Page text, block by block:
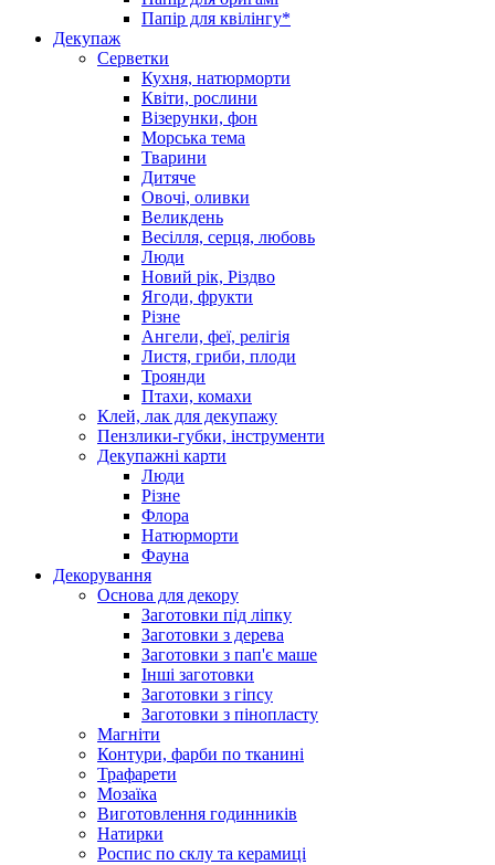
Папір для квілінгу*
Декупаж
Серветки
Кухня, натюрморти
Квіти, рослини
Візерунки, фон
Морська тема
Тварини
Дитяче
Овочі, оливки
Великдень
Весілля, серця, любовь
Люди
Новий рік, Різдво
Ягоди, фрукти
Різне
Ангели, феї, релігія
Листя, гриби, плоди
Троянди
Птахи, комахи
Клей, лак для декупажу
Пензлики-губки, інструменти
Декупажні карти
Люди
Різне
Флора
Натюрморти
Фауна
Декорування
Основа для декору
Заготовки під ліпку
Заготовки з дерева
Заготовки з пап'є маше
Інші заготовки
Заготовки з гіпсу
Заготовки з пінопласту
Магніти
Контури, фарби по тканині
Трафарети
Мозаїка
Виготовлення годинників
Натирки
Роспис по склу та керамиці